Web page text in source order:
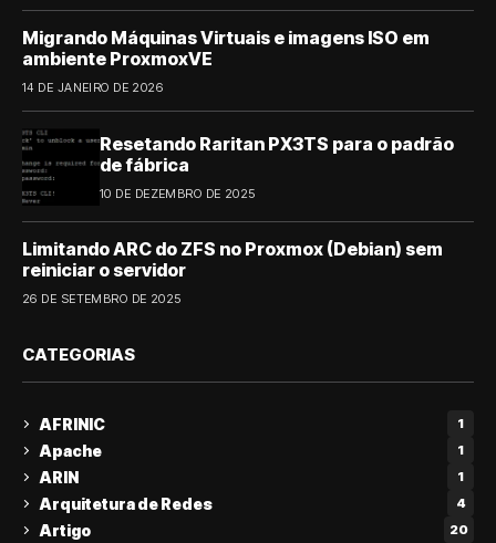
Migrando Máquinas Virtuais e imagens ISO em
ambiente ProxmoxVE
14 DE JANEIRO DE 2026
Resetando Raritan PX3TS para o padrão
de fábrica
10 DE DEZEMBRO DE 2025
Limitando ARC do ZFS no Proxmox (Debian) sem
reiniciar o servidor
26 DE SETEMBRO DE 2025
CATEGORIAS
AFRINIC 1
Apache 1
ARIN 1
Arquitetura de Redes 4
Artigo 20